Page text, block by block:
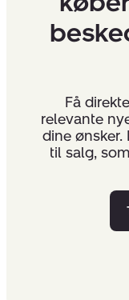
Få
relevante
dine ønsker.
til salg,